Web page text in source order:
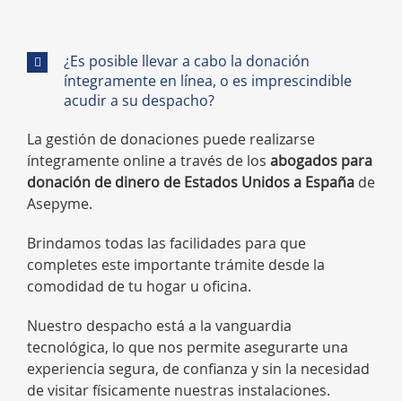
¿Es posible llevar a cabo la donación
íntegramente en línea, o es imprescindible
acudir a su despacho?
La gestión de donaciones puede realizarse
íntegramente online a través de los abogados para
donación de dinero de Estados Unidos a España de
Asepyme.
Brindamos todas las facilidades para que
completes este importante trámite desde la
comodidad de tu hogar u oficina.
Nuestro despacho está a la vanguardia
tecnológica, lo que nos permite asegurarte una
experiencia segura, de confianza y sin la necesidad
de visitar físicamente nuestras instalaciones.